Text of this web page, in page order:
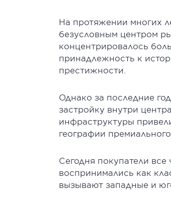
На протяжении многих
безусловным центром
концентрировалось
принадлежность к
престижности.
Однако за последние
застройку внутри
инфраструктуры
географии
Сегодня покупатели
воспринимались как
вызывают западные и